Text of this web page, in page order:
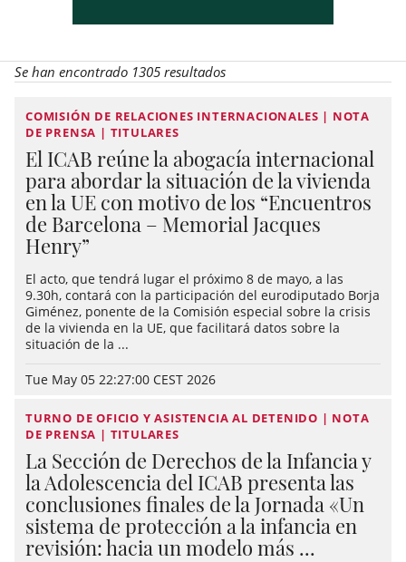
Se han encontrado 1305 resultados
COMISIÓN DE RELACIONES INTERNACIONALES | NOTA
DE PRENSA | TITULARES
El ICAB reúne la abogacía internacional
para abordar la situación de la vivienda
en la UE con motivo de los “Encuentros
de Barcelona – Memorial Jacques
Henry”
El acto, que tendrá lugar el próximo 8 de mayo, a las
9.30h, contará con la participación del eurodiputado Borja
Giménez, ponente de la Comisión especial sobre la crisis
de la vivienda en la UE, que facilitará datos sobre la
situación de la ...
Tue May 05 22:27:00 CEST 2026
TURNO DE OFICIO Y ASISTENCIA AL DETENIDO | NOTA
DE PRENSA | TITULARES
La Sección de Derechos de la Infancia y
la Adolescencia del ICAB presenta las
conclusiones finales de la Jornada «Un
sistema de protección a la infancia en
revisión: hacia un modelo más ...